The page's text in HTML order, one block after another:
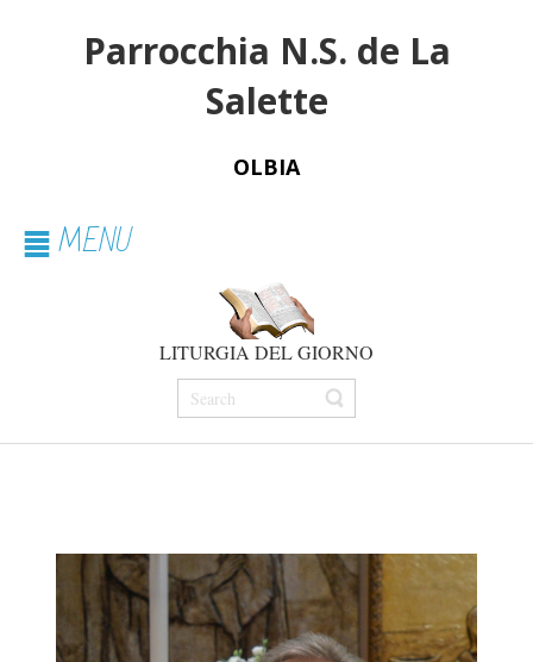
Parrocchia N.S. de La
Salette
OLBIA
MENU
LITURGIA DEL GIORNO